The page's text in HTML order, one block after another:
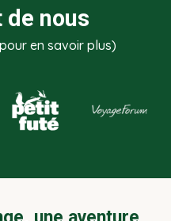
nous
en savoir plus)